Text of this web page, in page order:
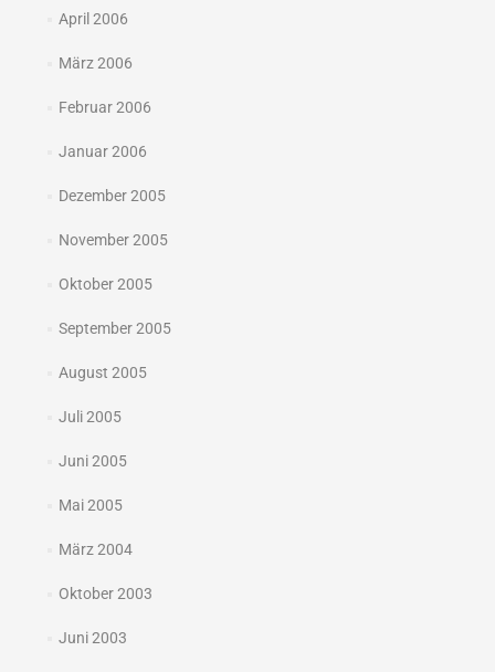
April 2006
März 2006
Februar 2006
Januar 2006
Dezember 2005
November 2005
Oktober 2005
September 2005
August 2005
Juli 2005
Juni 2005
Mai 2005
März 2004
Oktober 2003
Juni 2003